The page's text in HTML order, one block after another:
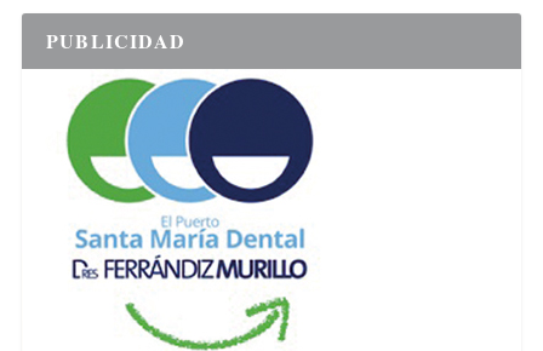
PUBLICIDAD